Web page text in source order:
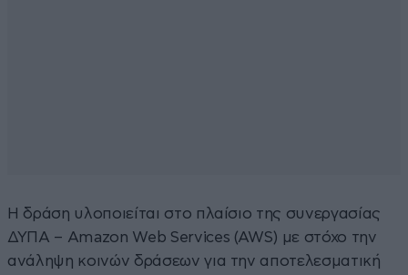
Η δράση υλοποιείται στο πλαίσιο της συνεργασίας
ΔΥΠΑ – Amazon Web Services (AWS) με στόχο την
ανάληψη κοινών δράσεων για την αποτελεσματική